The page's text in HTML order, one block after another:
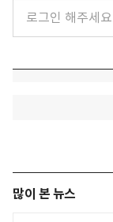
많이 본 뉴스